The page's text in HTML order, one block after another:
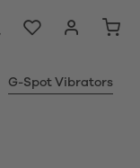
G-Spot Vibrators